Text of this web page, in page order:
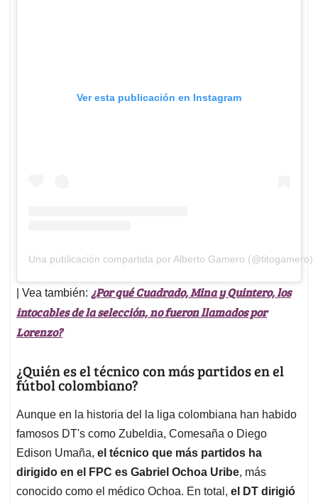
Ver esta publicación en Instagram
Una publicación compartida por Alberto Gamero (@titogamero)
| Vea también: ¿Por qué Cuadrado, Mina y Quintero, los
intocables de la selección, no fueron llamados por
Lorenzo?
¿Quién es el técnico con más partidos en el
fútbol colombiano?
Aunque en la historia del la liga colombiana han habido
famosos DT's como Zubeldia, Comesaña o Diego
Edison Umaña, el técnico que más partidos ha
dirigido en el FPC es Gabriel Ochoa Uribe, más
conocido como el médico Ochoa. En total, el DT dirigió